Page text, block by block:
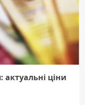
актуальні ціни